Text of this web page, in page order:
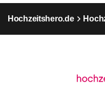
Hochzeitshero.de